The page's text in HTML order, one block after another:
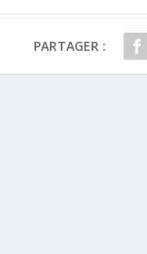
PARTAGER :